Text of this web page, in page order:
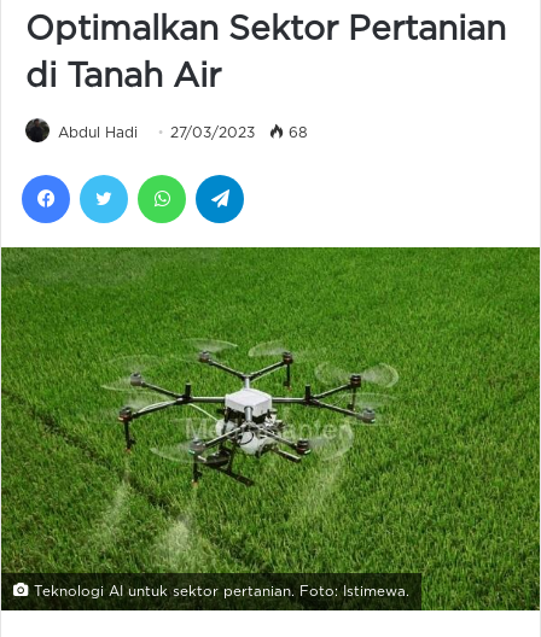
Optimalkan Sektor Pertanian
di Tanah Air
Abdul Hadi 27/03/2023 68
FacebookTwitter WhatsApp
Teknologi AI untuk sektor pertanian. Foto: Istimewa.